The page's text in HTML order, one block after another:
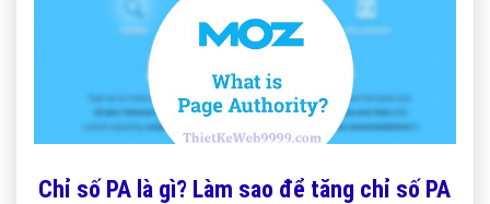
Chỉ số PA là gì? Làm sao để tăng chỉ số PA